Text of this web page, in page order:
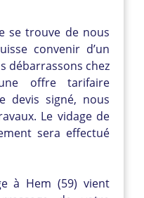
se trouve de nous
convenir d’un
débarrassons chez
offre tarifaire
devis signé, nous
Le vidage de
sera effectué
à Hem (59) vient